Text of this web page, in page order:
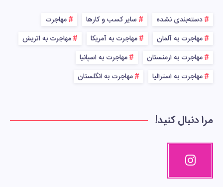
دسته‌بندی نشده سایر کسب و کارها
مهاجرت
مهاجرت به آلمان
مهاجرت به آمریکا
مهاجرت به اتریش
مهاجرت به ارمنستان
مهاجرت به اسپانیا
مهاجرت به استرالیا
مهاجرت به انگلستان
مرا دنبال کنید!